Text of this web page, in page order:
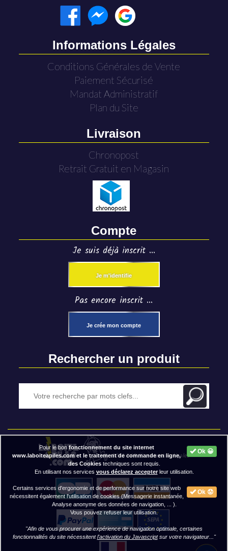
Informations Légales
Conditions Générales de Vente
Paiement Sécurisé
Mandat Administratif
Plan du Site
Livraison
Chronopost
Retrait Gratuit en Magasin
Compte
Je suis déjà inscrit ...
Je m'identifie
Pas encore inscrit ...
Je crée mon compte
Rechercher un produit
2020 BAP ⓒ - Mentions légales
Ok 😀
Pour le bonfonctionnement du site internet
www.laboiteapiles.com et le traitement de commande en ligne,
des Cookiestechniques sont requis.
En utilisant nos services vous déclarez accepterleur utilisation.
Ok 😟
Certains services d'ergonomie et de performance sur notre site web
nécessitent également l'utilisation de cookies (Messagerie instantanée,
Analyse anonyme des données de navigation, ... ).
Vous pouvez refuser leur utilisation.
"Afin de vous procurer une expérience de navigation optimale, certaines
fonctionnalités du site nécessitentl'activation du Javascriptsur votre navigateur..."